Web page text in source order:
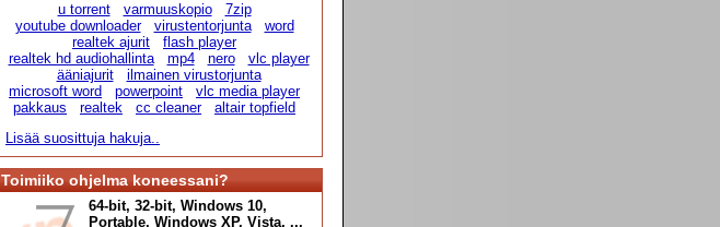
u torrent varmuuskopio
7zip
youtube downloader
virustentorjunta
word
realtek ajurit
flash player
realtek hd audiohallinta
mp4 nero
vlc player
ääniajurit
ilmainen virustorjunta
microsoft word
powerpoint
vlc media player
pakkaus
realtek cc cleaner
altair topfield
Lisää suosittuja hakuja..
Toimiiko ohjelma koneessani?
64-bit, 32-bit, Windows 10,
Portable, Windows XP, Vista, ...